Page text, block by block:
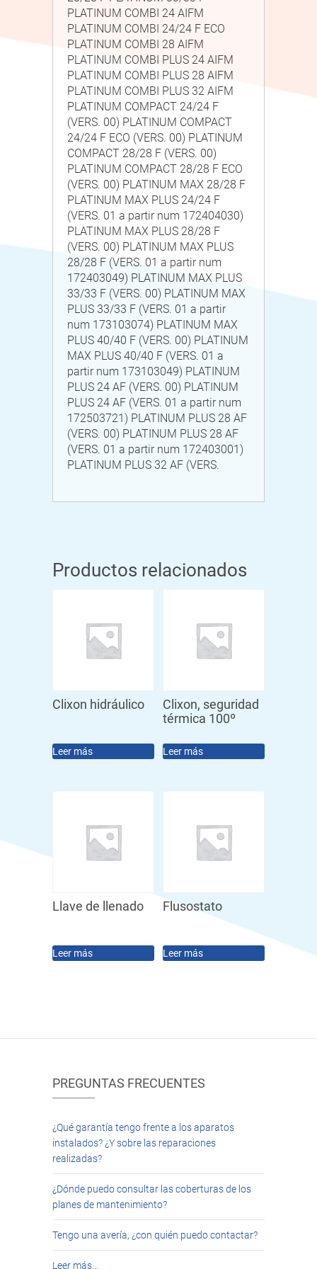
PLATINUM COMBI 24 AIFM
PLATINUM COMBI 24/24 F ECO
PLATINUM COMBI 28 AIFM
PLATINUM COMBI PLUS 24 AIFM
PLATINUM COMBI PLUS 28 AIFM
PLATINUM COMBI PLUS 32 AIFM
PLATINUM COMPACT 24/24 F
(VERS. 00) PLATINUM COMPACT
24/24 F ECO (VERS. 00) PLATINUM
COMPACT 28/28 F (VERS. 00)
PLATINUM COMPACT 28/28 F ECO
(VERS. 00) PLATINUM MAX 28/28 F
PLATINUM MAX PLUS 24/24 F
(VERS. 01 a partir num 172404030)
PLATINUM MAX PLUS 28/28 F
(VERS. 00) PLATINUM MAX PLUS
28/28 F (VERS. 01 a partir num
172403049) PLATINUM MAX PLUS
33/33 F (VERS. 00) PLATINUM MAX
PLUS 33/33 F (VERS. 01 a partir
num 173103074) PLATINUM MAX
PLUS 40/40 F (VERS. 00) PLATINUM
MAX PLUS 40/40 F (VERS. 01 a
partir num 173103049) PLATINUM
PLUS 24 AF (VERS. 00) PLATINUM
PLUS 24 AF (VERS. 01 a partir num
172503721) PLATINUM PLUS 28 AF
(VERS. 00) PLATINUM PLUS 28 AF
(VERS. 01 a partir num 172403001)
PLATINUM PLUS 32 AF (VERS.
Productos relacionados
Clixon hidráulico
Leer más
Clixon, seguridad
térmica 100º
Leer más
Llave de llenado
Leer más
Flusostato
Leer más
PREGUNTAS FRECUENTES
¿Qué garantía tengo frente a los aparatos
instalados? ¿Y sobre las reparaciones
realizadas?
¿Dónde puedo consultar las coberturas de los
planes de mantenimiento?
Tengo una avería, ¿con quién puedo contactar?
Leer más…